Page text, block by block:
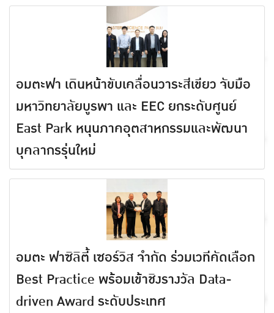
อมตะฟา เดินหน้าขับเคลื่อนวาระสีเขียว จับมือ
มหาวิทยาลัยบูรพา และ EEC ยกระดับศูนย์
East Park หนุนภาคอุตสาหกรรมและพัฒนา
บุคลากรรุ่นใหม่
อมตะ ฟาซิลิตี้ เซอร์วิส จำกัด ร่วมเวทีคัดเลือก
Best Practice พร้อมเข้าชิงรางวัล Data-
driven Award ระดับประเทศ